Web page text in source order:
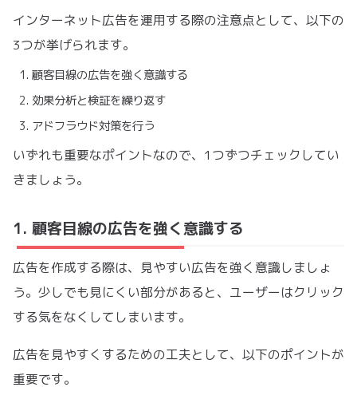
インターネット広告を運用する際の注意点として、以下の
3つが挙げられます。
顧客目線の広告を強く意識する
効果分析と検証を繰り返す
アドフラウド対策を行う
いずれも重要なポイントなので、1つずつチェックしてい
きましょう。
1. 顧客目線の広告を強く意識する
広告を作成する際は、見やすい広告を強く意識しましょ
う。少しでも見にくい部分があると、ユーザーはクリック
する気をなくしてしまいます。
広告を見やすくするための工夫として、以下のポイントが
重要です。